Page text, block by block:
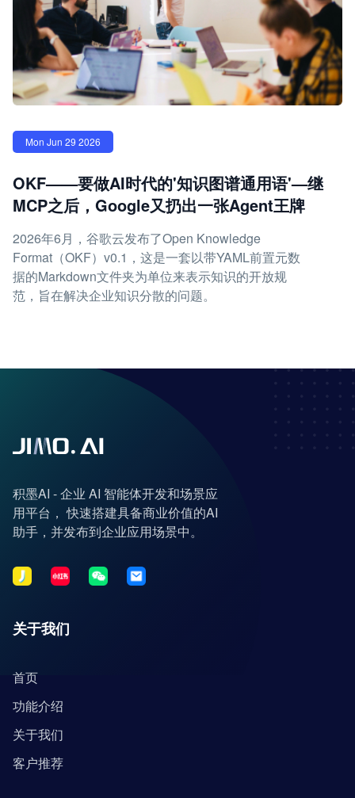
Mon Jun 29 2026
OKF——要做AI时代的'知识图谱通用语'—继
MCP之后，Google又扔出一张Agent王牌
2026年6月，谷歌云发布了Open Knowledge
Format（OKF）v0.1，这是一套以带YAML前置元数
据的Markdown文件夹为单位来表示知识的开放规
范，旨在解决企业知识分散的问题。
积墨AI - 企业 AI 智能体开发和场景应
用平台， 快速搭建具备商业价值的AI
助手，并发布到企业应用场景中。
关于我们
首页
功能介绍
关于我们
客户推荐